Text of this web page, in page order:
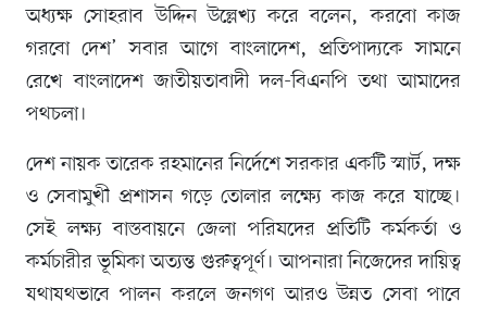
অধ্যক্ষ সোহরাব উদ্দিন উল্লেখ্য করে বলেন, করবো কাজ
গরবো দেশ’ সবার আগে বাংলাদেশ, প্রতিপাদ্যকে সামনে
রেখে বাংলাদেশ জাতীয়তাবাদী দল-বিএনপি তথা আমাদের
পথচলা।
দেশ নায়ক তারেক রহমানের নির্দেশে সরকার একটি স্মার্ট, দক্ষ
ও সেবামুখী প্রশাসন গড়ে তোলার লক্ষ্যে কাজ করে যাচ্ছে।
সেই লক্ষ্য বাস্তবায়নে জেলা পরিষদের প্রতিটি কর্মকর্তা ও
কর্মচারীর ভূমিকা অত্যন্ত গুরুত্বপূর্ণ। আপনারা নিজেদের দায়িত্ব
যথাযথভাবে পালন করলে জনগণ আরও উন্নত সেবা পাবে